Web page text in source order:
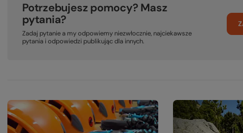
Potrzebujesz pomocy? Masz
pytania?
Zadaj pytanie a my odpowiemy niezwłocznie, najciekawsze
pytania i odpowiedzi publikując dla innych.